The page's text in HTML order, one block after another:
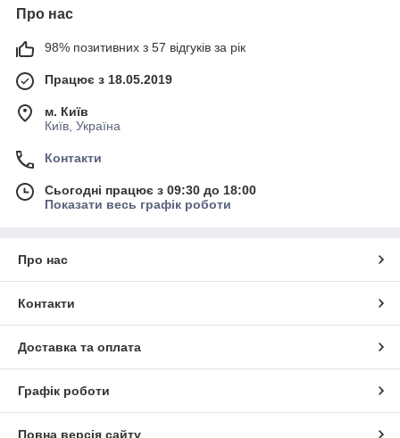
Про нас
98% позитивних з 57 відгуків за рік
Працює з 18.05.2019
м. Київ
Київ, Україна
Контакти
Сьогодні працює з 09:30 до 18:00
Показати весь графік роботи
Про нас
Контакти
Доставка та оплата
Графік роботи
Повна версія сайту